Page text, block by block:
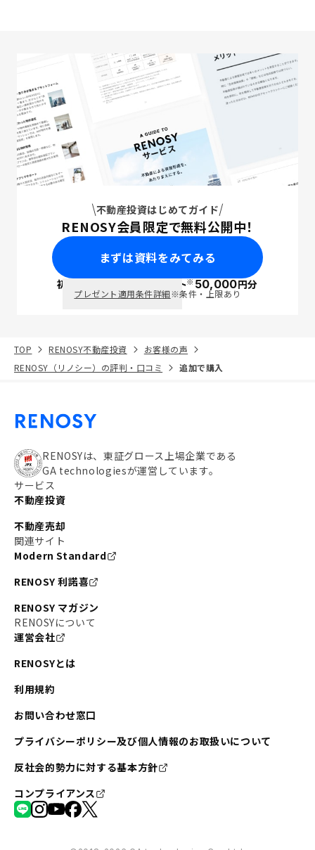
不動産投資はじめてガイド
RENOSY会員限定で無料公開中！
まずは資料をみてみる
初回面談で ポイント※50,000円分
プレゼント適用条件詳細※条件・上限あり
TOP RENOSY不動産投資
お客様の声
RENOSY（リノシー）の評判・口コミ
追加で購入
RENOSYは、東証グロース上場企業である
GA technologiesが運営しています。
サービス
不動産投資
不動産売却
関連サイト
Modern Standard
RENOSY 利諾喜
RENOSY マガジン
RENOSYについて
運営会社
RENOSYとは
利用規約
お問い合わせ窓口
プライバシーポリシー及び個人情報のお取扱いについて
反社会的勢力に対する基本方針
コンプライアンス